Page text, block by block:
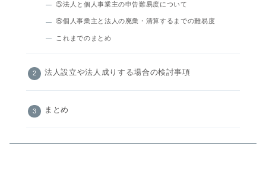
⑤法人と個人事業主の申告難易度について
⑥個人事業主と法人の廃業・清算するまでの難易度
これまでのまとめ
法人設立や法人成りする場合の検討事項
まとめ